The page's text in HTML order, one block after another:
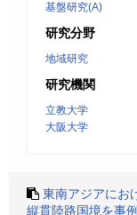
基盤研究(A)
研究分野
地域研究
研究機関
立教大学
大阪大学
東南アジアにお
縦貫陸路国境を事